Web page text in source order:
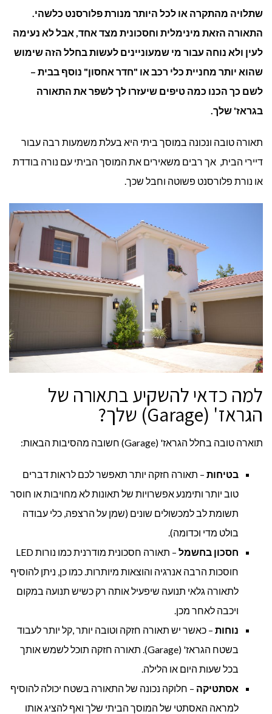
הגראז'
שתלויה מהתקרה או לכל היותר מנורת פלורסנט כלשהי.
התאורה הזאת מינימלית וחסכונית מצד אחד, אבל לא נעימה
לעין ולא נוחה עבור מי שמעוניינים לעשות בחלל הזה שימוש
שהוא יותר מחניית כלי רכב או "חדר אחסון" נוסף בבית –
לשם כך הכנו כמה טיפים שיעזרו לך לשפר את התאורה
בגראז' שלך.
תאורה טובה ונכונה במוסך ביתי היא בעלת משמעות רבה עבור
דיירי הבית, אך רבים משאירים את המוסך הביתי עם נורה בודדת
או נורת פלורסנט פשוטה וחבל שכך.
למה כדאי להשקיע בתאורה של
הגראז' (Garage) שלך?
תוארה טובה בחלל הגראז' (Garage) חשובה מהסיבות הבאות:
בטיחות – תאורה חזקה יותר תאפשר לכם לראות דברים
טוב יותר ותימנע אפשרויות של תאונות לא מחויבות או חוסר
תשומת לב למכשולים שונים (שמן על הרצפה, כלי עבודה
בולט מדי וכדומה).
חסכון בחשמל
– תאורה חסכונית מודרנית כמו נורות LED
חוסכות הרבה אנרגיה והוצאות מיותרות. כמו כן, ניתן להוסיף
לתאורה גלאי תנועה שיפעיל אותה רק כשיש תנועה במקום
ויכבה לאחר מכן.
נוחות – כאשר יש תאורה חזקה וטובה יותר ,קל יותר לעבוד
בשטח הגראז' (Garage). תאורה חזקה תוכל לשמש אותך
בכל שעות היום או הלילה.
אסתטיקה – חלוקה נכונה של התאורה בשטח יכולה להוסיף
למראה האסתטי של המוסך הביתי שלך ואף להציג אותו